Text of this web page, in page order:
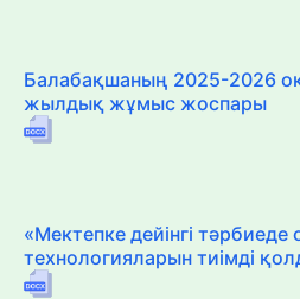
Балабақшаның 2025-2026
жылдық жұмыс жоспары
«Мектепке дейінгі тәрбиеде
технологияларын тиімді